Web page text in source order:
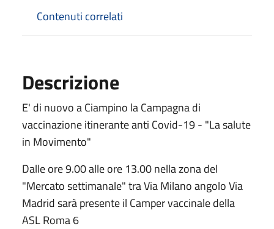
Contenuti correlati
Descrizione
E' di nuovo a Ciampino la Campagna di
vaccinazione itinerante anti Covid-19 - "La salute
in Movimento"
Dalle ore 9.00 alle ore 13.00 nella zona del
"Mercato settimanale" tra Via Milano angolo Via
Madrid sarà presente il Camper vaccinale della
ASL Roma 6